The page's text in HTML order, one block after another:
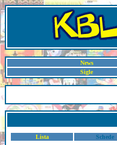
News
Sigle
Lista Schede